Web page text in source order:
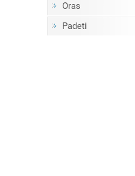
Oras
Padeti